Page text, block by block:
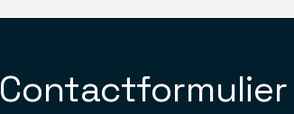
Contactformulier